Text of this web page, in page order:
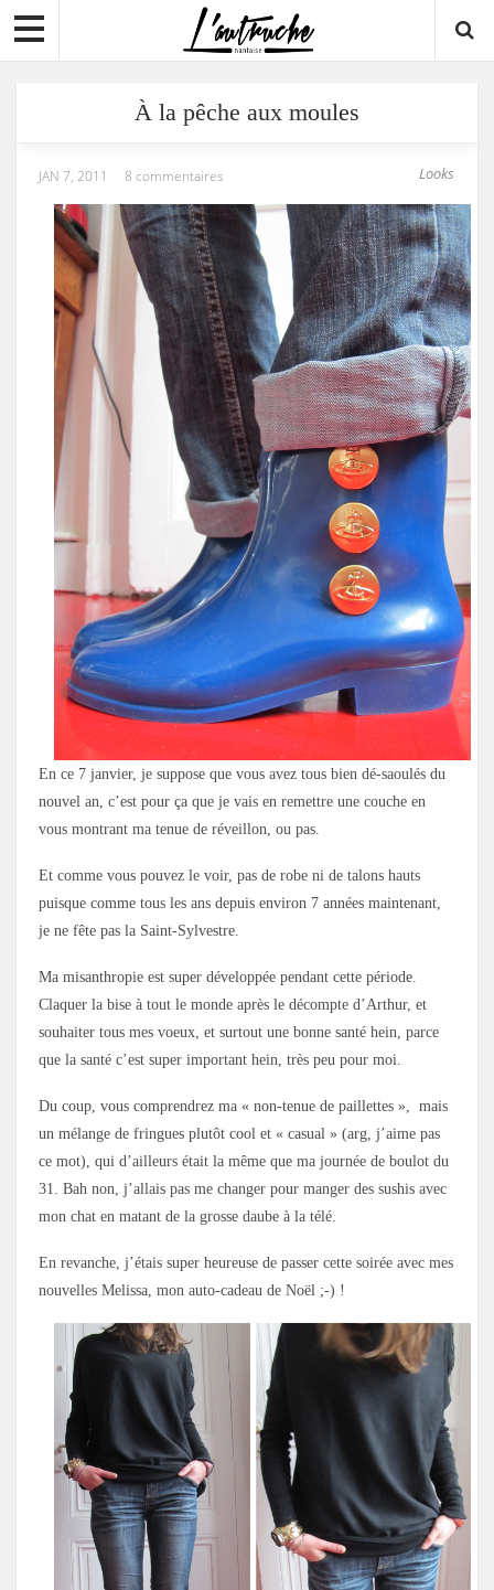
À la pêche aux moules
Looks
JAN 7, 2011 8 commentaires
En ce 7 janvier, je suppose que vous avez tous bien dé-saoulés du
nouvel an, c’est pour ça que je vais en remettre une couche en
vous montrant ma tenue de réveillon, ou pas.
Et comme vous pouvez le voir, pas de robe ni de talons hauts
puisque comme tous les ans depuis environ 7 années maintenant,
je ne fête pas la Saint-Sylvestre.
Ma misanthropie est super développée pendant cette période.
Claquer la bise à tout le monde après le décompte d’Arthur, et
souhaiter tous mes voeux, et surtout une bonne santé hein, parce
que la santé c’est super important hein, très peu pour moi.
Du coup, vous comprendrez ma « non-tenue de paillettes », mais
un mélange de fringues plutôt cool et « casual » (arg, j’aime pas
ce mot), qui d’ailleurs était la même que ma journée de boulot du
31. Bah non, j’allais pas me changer pour manger des sushis avec
mon chat en matant de la grosse daube à la télé.
En revanche, j’étais super heureuse de passer cette soirée avec mes
nouvelles Melissa, mon auto-cadeau de Noël ;-) !